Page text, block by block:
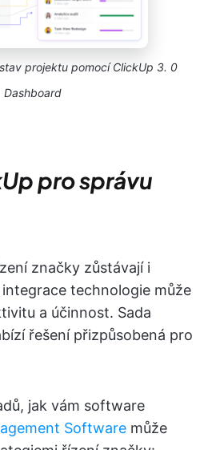
projektu pomocí ClickUp 3. 0
Dashboard
pro správu
značky zůstávají i
technologie může
a účinnost. Sada
řešení přizpůsobená pro
jak vám software
Software může